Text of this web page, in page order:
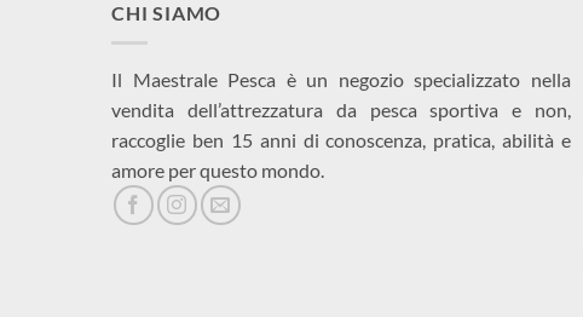
CHI SIAMO
Il Maestrale Pesca è un negozio specializzato nella
vendita dell’attrezzatura da pesca sportiva e non,
raccoglie ben 15 anni di conoscenza, pratica, abilità e
amore per questo mondo.